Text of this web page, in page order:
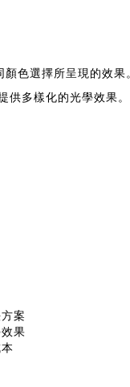
色選擇所呈現的效果
供多樣化的光學效果。
案
果